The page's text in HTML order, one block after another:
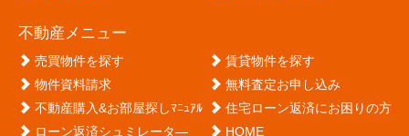
不動産メニュー
売買物件を探す
賃貸物件を探す
物件資料請求
無料査定お申し込み
不動産購入&お部屋探しﾏﾆｭｱﾙ
住宅ローン返済にお困りの方
ローン返済シュミレータ―
HOME